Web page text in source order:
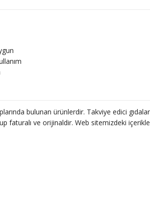
uygun
uygun
uygun
uygun
bulunan ürünlerdir. Takviye edici gıdalar
faturalı ve orijinaldir. Web sitemizdeki